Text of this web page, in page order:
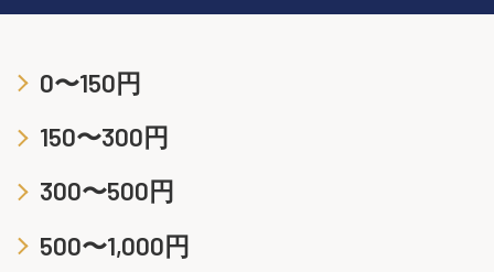
0〜150円
150〜300円
300〜500円
500〜1,000円